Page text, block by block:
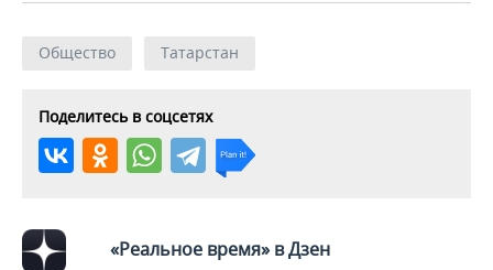
Общество Татарстан
Поделитесь в соцсетях
«Реальное время» в Дзен